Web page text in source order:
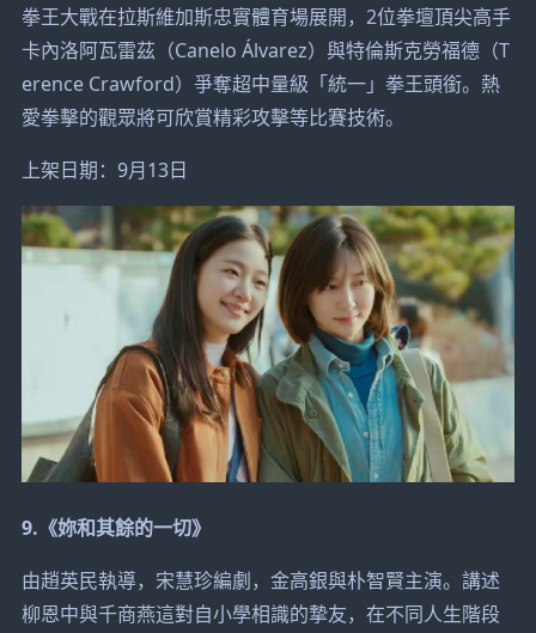
拳王大戰在拉斯維加斯忠實體育場展開，2位拳壇頂尖高手
卡內洛阿瓦雷茲（Canelo Álvarez）與特倫斯克勞福德（T
erence Crawford）爭奪超中量級「統一」拳王頭銜。熱
愛拳擊的觀眾將可欣賞精彩攻擊等比賽技術。
上架日期：9月13日
9.《妳和其餘的一切》
由趙英民執導，宋慧珍編劇，金高銀與朴智賢主演。講述
柳恩中與千商燕這對自小學相識的摯友，在不同人生階段